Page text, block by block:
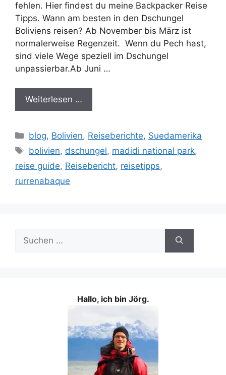
fehlen. Hier findest du meine Backpacker Reise
Tipps. Wann am besten in den Dschungel
Boliviens reisen? Ab November bis März ist
normalerweise Regenzeit. Wenn du Pech hast,
sind viele Wege speziell im Dschungel
unpassierbar.Ab Juni …
Weiterlesen …
Kategorien
blog, Bolivien, Reiseberichte, Suedamerika
Schlagwörter
bolivien, dschungel, madidi national park,
reise guide, Reisebericht, reisetipps,
rurrenabaque
nach:
Hallo, ich bin Jörg.